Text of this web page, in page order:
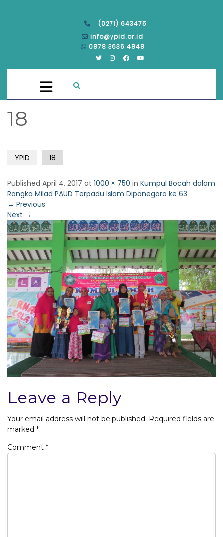
(0271) 643475
info@ypid.or.id
0878 3636 4848
18
YPID 18
Published April 4, 2017 at 1000 × 750 in Kumpul Bocah dalam
Rangka Milad PAUD Terpadu Islam Diponegoro ke 63
← Previous
Next →
Leave a Reply
Your email address will not be published. Required fields are
marked *
Comment *